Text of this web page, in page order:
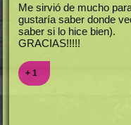
Me sirvió de mucho
gustaría saber donde
saber si lo hice bien).
GRACIAS!!!!!
+ 1